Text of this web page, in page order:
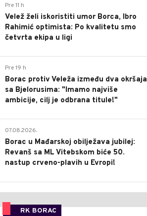
Pre 11 h
Velež želi iskoristiti umor Borca, Ibro
Rahimić optimista: Po kvalitetu smo
četvrta ekipa u ligi
Pre 19 h
Borac protiv Veleža između dva okršaja
sa Bjelorusima: "Imamo najviše
ambicije, cilj je odbrana titule!"
07.08.2026.
Borac u Mađarskoj obilježava jubilej:
Revanš sa ML Vitebskom biće 50.
nastup crveno-plavih u Evropi!
RK BORAC